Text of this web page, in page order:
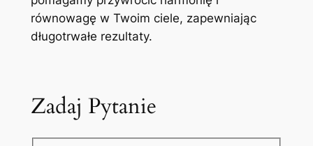
równowagę w Twoim ciele, zapewniając
długotrwałe rezultaty.
Zadaj Pytanie